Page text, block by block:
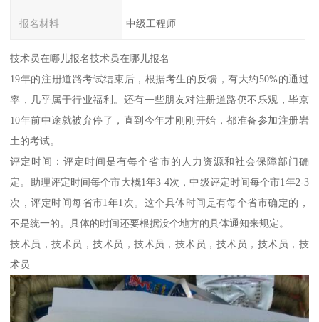
报名材料 中级工程师
技术员在哪儿报名技术员在哪儿报名
19年的注册道路考试结束后，根据考生的反馈，有大约50%的通过
率，几乎属于行业福利。还有一些朋友对注册道路仍不乐观，毕京
10年前中途就被弃停了，直到今年才刚刚开始，都准备参加注册岩
土的考试。
评定时间：评定时间是有每个省市的人力资源和社会保障部门确
定。助理评定时间每个市大概1年3-4次，中级评定时间每个市1年2-3
次，评定时间每省市1年1次。这个具体时间是有每个省市确定的，
不是统一的。具体的时间还要根据没个地方的具体通知来规定。
技术员，技术员，技术员，技术员，技术员，技术员，技术员，技
术员